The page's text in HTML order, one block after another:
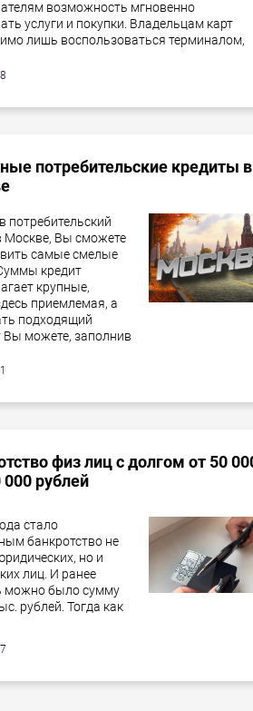
возможность мгновенно
услуги и покупки. Владельцам карт
лишь воспользоваться терминалом,
потребительские кредиты в
потребительский
Москве, Вы сможете
самые смелые
кредит
крупные,
приемлемая, а
подходящий
Вы можете, заполнив
физ лиц с долгом от 50
000 рублей
стало
банкротство не
но и
лиц. И ранее
можно было сумму
рублей. Тогда как